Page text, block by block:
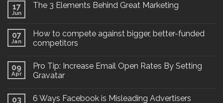
17
Jun
The 3 Elements Behind Great Marketing
07
Jan
How to compete against bigger, better-funded
competitors
09
Apr
Pro Tip: Increase Email Open Rates By Setting
Gravatar
03 6 Ways Facebook is Misleading Advertisers